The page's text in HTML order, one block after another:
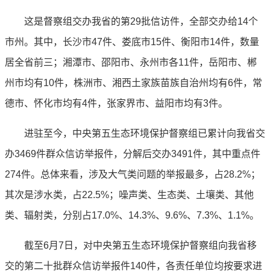
这是督察组交办我省的第29批信访件，全部交办给14个
市州。其中，长沙市47件、娄底市15件、衡阳市14件，数量
居全省前三；湘潭市、邵阳市、永州市各11件，岳阳市、郴
州市均有10件，株洲市、湘西土家族苗族自治州均有6件，常
德市、怀化市均有4件，张家界市、益阳市均有3件。
进驻至今，中央第五生态环境保护督察组已累计向我省交
办3469件群众信访举报件，分解后交办3491件，其中重点件
274件。总体来看，涉及大气类问题的举报最多，占28.2%；
其次是涉水类，占22.5%；噪声类、生态类、土壤类、其他
类、辐射类，分别占17.0%、14.3%、9.6%、7.3%、1.1%。
截至6月7日，对中央第五生态环境保护督察组向我省移
交的第二十批群众信访举报件140件，各责任单位均按要求进